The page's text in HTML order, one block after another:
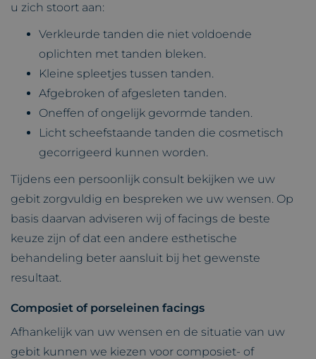
u zich stoort aan:
Verkleurde tanden die niet voldoende
oplichten met tanden bleken.
Kleine spleetjes tussen tanden.
Afgebroken of afgesleten tanden.
Oneffen of ongelijk gevormde tanden.
Licht scheefstaande tanden die cosmetisch
gecorrigeerd kunnen worden.
Tijdens een persoonlijk consult bekijken we uw
gebit zorgvuldig en bespreken we uw wensen. Op
basis daarvan adviseren wij of facings de beste
keuze zijn of dat een andere esthetische
behandeling beter aansluit bij het gewenste
resultaat.
Composiet of porseleinen facings
Afhankelijk van uw wensen en de situatie van uw
gebit kunnen we kiezen voor composiet- of